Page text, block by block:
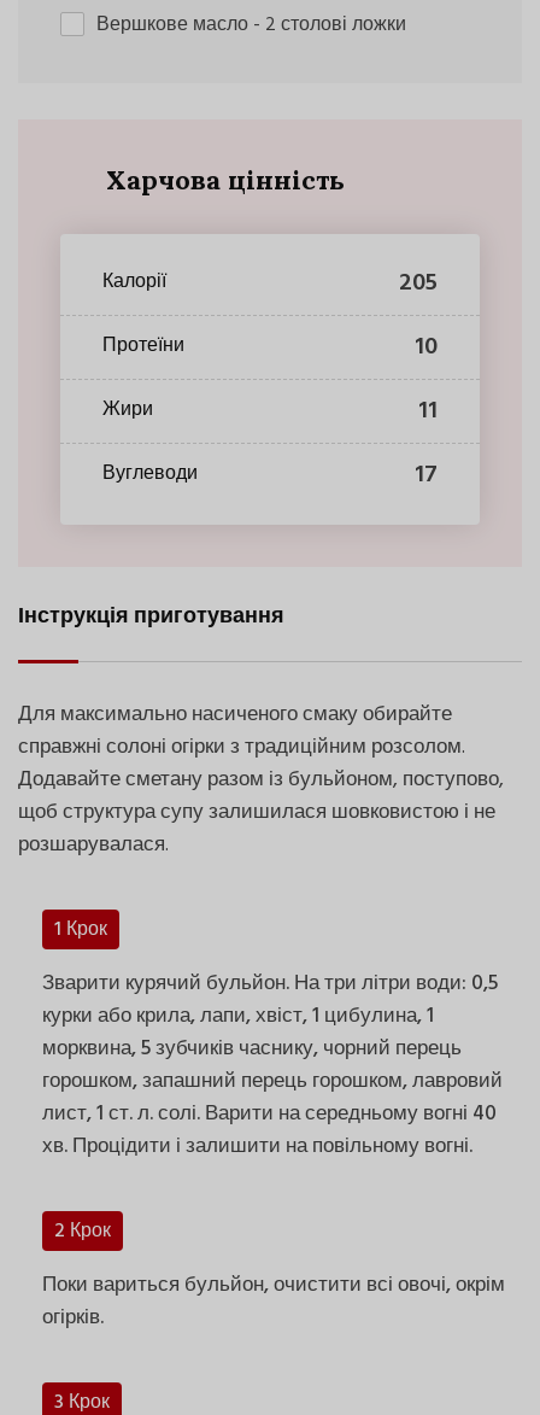
Вершкове масло- 2 столові ложки
Харчова цінність
Калорії 205
Протеїни 10
Жири 11
Вуглеводи 17
Інструкція приготування
Для максимально насиченого смаку обирайте
справжні солоні огірки з традиційним розсолом.
Додавайте сметану разом із бульйоном, поступово,
щоб структура супу залишилася шовковистою і не
розшарувалася.
1 Крок
Зварити курячий бульйон. На три літри води: 0,5
курки або крила, лапи, хвіст, 1 цибулина, 1
морквина, 5 зубчиків часнику, чорний перець
горошком, запашний перець горошком, лавровий
лист, 1 ст. л. солі. Варити на середньому вогні 40
хв. Процідити і залишити на повільному вогні.
2 Крок
Поки вариться бульйон, очистити всі овочі, окрім
огірків.
3 Крок